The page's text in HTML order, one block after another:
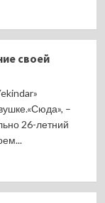
своей
–
26-летний